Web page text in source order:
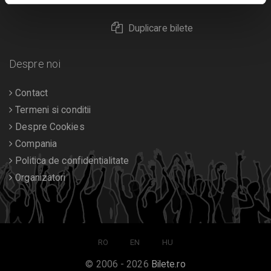
Duplicare bilete
Despre noi
Contact
Termeni si conditii
Despre Cookies
Compania
Politica de confidentialitate
Organizatori
RO EN HU
© 2006 - 2026 Bilete.ro